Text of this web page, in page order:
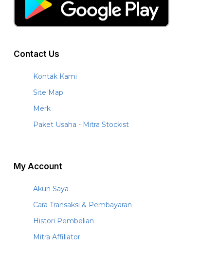
Contact Us
Kontak Kami
Site Map
Merk
Paket Usaha - Mitra Stockist
My Account
Akun Saya
Cara Transaksi & Pembayaran
Histori Pembelian
Mitra Affiliator